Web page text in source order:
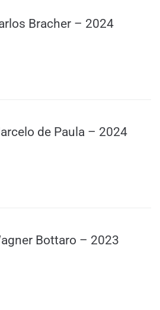
Bracher – 2024
de Paula – 2024
Bottaro – 2023